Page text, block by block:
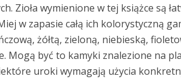
Zioła wymienione w tej książce są
w zapasie całą ich kolorystyczną
żółtą, zieloną, niebieską,
Mogą być to kamyki znalezione na
uroki wymagają użycia